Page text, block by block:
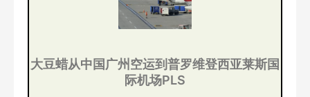
大豆蜡从中国广州空运到普罗维登西亚莱斯国
际机场PLS